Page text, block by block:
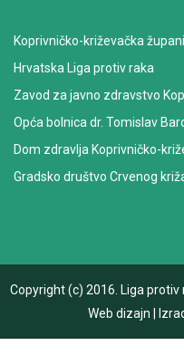
Koprivničko-križevačka
Hrvatska Liga protiv raka
Zavod za javno zdravstvo
Opća bolnica dr. Tomislav
Dom zdravlja Koprivničko-
Gradsko društvo Crvenog
Copyright (c) 2016. Liga protiv
Web dizajn